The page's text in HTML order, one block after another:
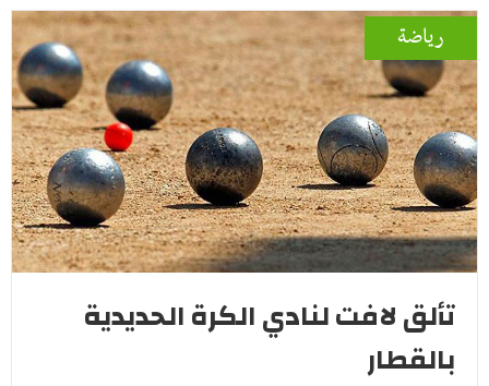
رياضة
تألق لافت لنادي الكرة الحديدية
بالقطار